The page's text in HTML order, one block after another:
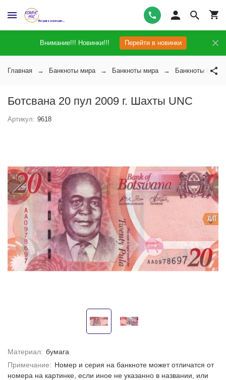
Внимание!!! Новинки!!! Перейти в новинки
Главная Банкноты мира Банкноты мира Банкноты
Ботсвана 20 пул 2009 г. Шахты UNC
Артикул: 9618
ХИТ
Материал: бумага
Примечание: Номер и серия на банкноте может отличатся от
номера на картинке, если иное не указанно в названии, или